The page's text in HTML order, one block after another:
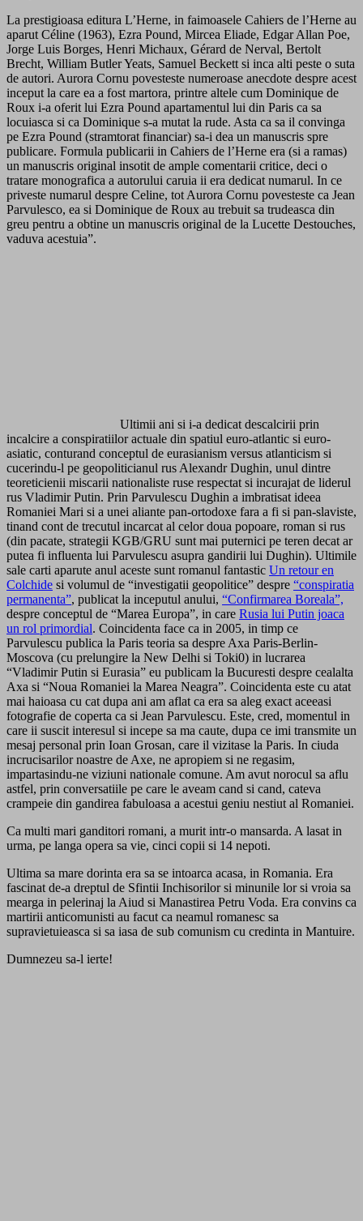
La prestigioasa editura L’Herne, in faimoasele Cahiers de l’Herne au
aparut Céline (1963), Ezra Pound, Mircea Eliade, Edgar Allan Poe,
Jorge Luis Borges, Henri Michaux, Gérard de Nerval, Bertolt
Brecht, William Butler Yeats, Samuel Beckett si inca alti peste o suta
de autori. Aurora Cornu povesteste numeroase anecdote despre acest
inceput la care ea a fost martora, printre altele cum Dominique de
Roux i-a oferit lui Ezra Pound apartamentul lui din Paris ca sa
locuiasca si ca Dominique s-a mutat la rude. Asta ca sa il convinga
pe Ezra Pound (stramtorat financiar) sa-i dea un manuscris spre
publicare. Formula publicarii in Cahiers de l’Herne era (si a ramas)
un manuscris original insotit de ample comentarii critice, deci o
tratare monografica a autorului caruia ii era dedicat numarul. In ce
priveste numarul despre Celine, tot Aurora Cornu povesteste ca Jean
Parvulesco, ea si Dominique de Roux au trebuit sa trudeasca din
greu pentru a obtine un manuscris original de la Lucette Destouches,
vaduva acestuia”.
Ultimii ani si i-a dedicat descalcirii prin
incalcire a conspiratiilor actuale din spatiul euro-atlantic si euro-
asiatic, conturand conceptul de eurasianism versus atlanticism si
cucerindu-l pe geopoliticianul rus Alexandr Dughin, unul dintre
teoreticienii miscarii nationaliste ruse respectat si incurajat de liderul
rus Vladimir Putin. Prin Parvulescu Dughin a imbratisat ideea
Romaniei Mari si a unei aliante pan-ortodoxe fara a fi si pan-slaviste,
tinand cont de trecutul incarcat al celor doua popoare, roman si rus
(din pacate, strategii KGB/GRU sunt mai puternici pe teren decat ar
putea fi influenta lui Parvulescu asupra gandirii lui Dughin). Ultimile
sale carti aparute anul aceste sunt romanul fantastic Un retour en
Colchide si volumul de “investigatii geopolitice” despre “conspiratia
permanenta”, publicat la inceputul anului, “Confirmarea Boreala”,
despre conceptul de “Marea Europa”, in care Rusia lui Putin joaca
un rol primordial. Coincidenta face ca in 2005, in timp ce
Parvulescu publica la Paris teoria sa despre Axa Paris-Berlin-
Moscova (cu prelungire la New Delhi si Toki0) in lucrarea
“Vladimir Putin si Eurasia” eu publicam la Bucuresti despre cealalta
Axa si “Noua Romaniei la Marea Neagra”. Coincidenta este cu atat
mai haioasa cu cat dupa ani am aflat ca era sa aleg exact aceeasi
fotografie de coperta ca si Jean Parvulescu. Este, cred, momentul in
care ii suscit interesul si incepe sa ma caute, dupa ce imi transmite un
mesaj personal prin Ioan Grosan, care il vizitase la Paris. In ciuda
incrucisarilor noastre de Axe, ne apropiem si ne regasim,
impartasindu-ne viziuni nationale comune. Am avut norocul sa aflu
astfel, prin conversatiile pe care le aveam cand si cand, cateva
crampeie din gandirea fabuloasa a acestui geniu nestiut al Romaniei.
Ca multi mari ganditori romani, a murit intr-o mansarda. A lasat in
urma, pe langa opera sa vie, cinci copii si 14 nepoti.
Ultima sa mare dorinta era sa se intoarca acasa, in Romania. Era
fascinat de-a dreptul de Sfintii Inchisorilor si minunile lor si vroia sa
mearga in pelerinaj la Aiud si Manastirea Petru Voda. Era convins ca
martirii anticomunisti au facut ca neamul romanesc sa
supravietuieasca si sa iasa de sub comunism cu credinta in Mantuire.
Dumnezeu sa-l ierte!